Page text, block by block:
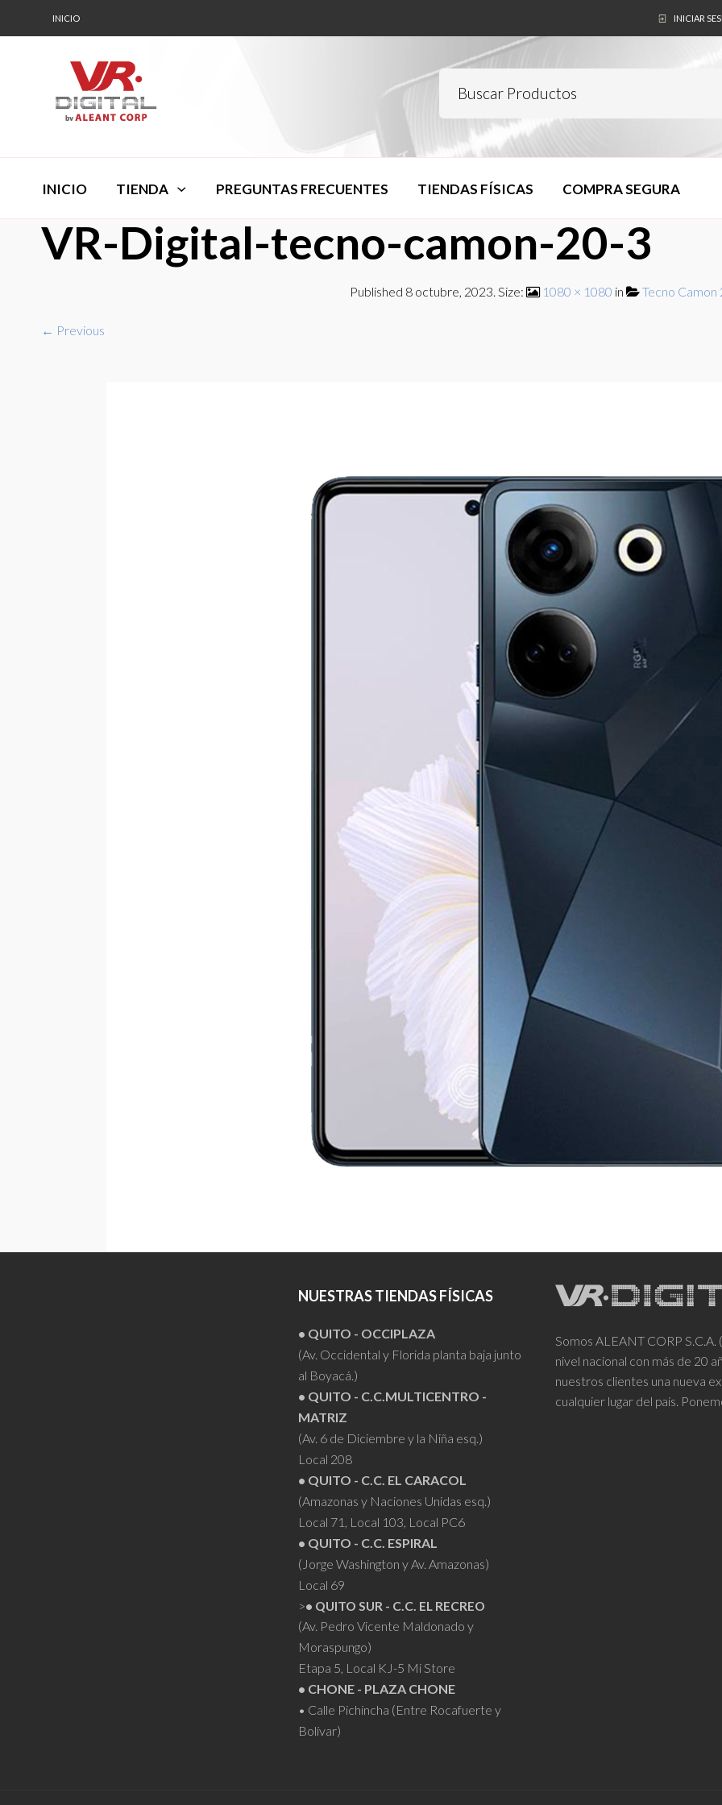
INICIO INICIAR
INICIO TIENDA PREGUNTAS FRECUENTES TIENDAS FÍSICAS COMPRA SEGURA
VR-Digital-tecno-camon-20-3
Published 8 octubre, 2023. Size: 1080 × 1080 in Tecno Camon
← Previous
NUESTRAS TIENDAS FÍSICAS
• QUITO - OCCIPLAZA
(Av. Occidental y Florida planta baja junto
al Boyacá.)
• QUITO - C.C.MULTICENTRO -
MATRIZ
(Av. 6 de Diciembre y la Niña esq.)
Local 208
• QUITO - C.C. EL CARACOL
(Amazonas y Naciones Unidas esq.)
Local 71, Local 103, Local PC6
• QUITO - C.C. ESPIRAL
(Jorge Washington y Av. Amazonas)
Local 69
>• QUITO SUR - C.C. EL RECREO
(Av. Pedro Vicente Maldonado y
Moraspungo)
Etapa 5, Local KJ-5 Mi Store
• CHONE - PLAZA CHONE
• Calle Pichincha (Entre Rocafuerte y
Bolívar)
Somos ALEANT CORP
nivel nacional con más de 20
nuestros clientes una nueva
cualquier lugar del país.